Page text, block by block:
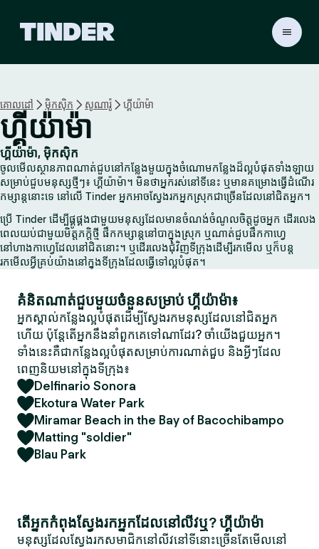
T
e
r
គោលដៅ ម៉ិកស៊ិក សូណារ៉ូ ហ្គីយ៉ាម៉ា
ហ្គីយ៉ាម៉ា
ហ្គីយ៉ាម៉ា, ម៉ិកស៊ិក
ចូលមើលស្ថានភាពណាត់ជួបនៅកន្លែងមួយក្នុងចំណោមកន្លែងដ៏ល្អបំផុតទាំងឡាយ
សម្រាប់ជួបមនុស្សថ្មីៗ៖ ហ្គីយ៉ាម៉ា។ មិនថាអ្នករស់នៅទីនេះ ឬមានគម្រោងធ្វើដំណើរ
កម្សាន្តនោះទេ នៅលើ Tinder អ្នកអាចស្វែងរកអ្នកស្រុកជាច្រើនដែលនៅជិតអ្នក។
ប្រើ Tinder ដើម្បីផ្គូផ្គងជាមួយមនុស្សដែលមានចំណង់ចំណូលចិត្តដូចអ្នក ដើរលេង
ពេលយប់ជាមួយមិត្តភក្តិថ្មី ផឹកកម្សាន្តនៅបាក្នុងស្រុក ឬណាត់ជួបផឹកកាហ្វេ
នៅហាងកាហ្វេដែលនៅជិតនោះ។ ឬដើរលេងជុំវិញទីក្រុងដើម្បីរកមើល ឬក៏បន្ត
រកមើលអ្វីគ្រប់យ៉ាងនៅក្នុងទីក្រុងដែលធ្វើទៅល្អបំផុត។
គំនិតណាត់ជួបមួយចំនួនសម្រាប់ ហ្គីយ៉ាម៉ា៖
អ្នកស្គាល់កន្លែងល្អបំផុតដើម្បីស្វែងរកមនុស្សដែលនៅជិតអ្នក
ហើយ ប៉ុន្តែតើអ្នកនឹងនាំពួកគេទៅណាដែរ? ចាំយើងជួយអ្នក។
ទាំងនេះគឺជាកន្លែងល្អបំផុតសម្រាប់ការណាត់ជួប និងអ្វីៗដែល
ពេញនិយមនៅក្នុងទីក្រុង៖
Delfinario Sonora
Ekotura Water Park
Miramar Beach in the Bay of Bacochibampo
Matting "soldier"
Blau Park
តើអ្នកកំពុងស្វែងរកអ្នកដែលនៅលីវឬ? ហ្គីយ៉ាម៉ា
មនុស្សដែលស្វែងរកសមាជិកនៅលីវនៅទីនោះច្រើនតែមើលនៅ